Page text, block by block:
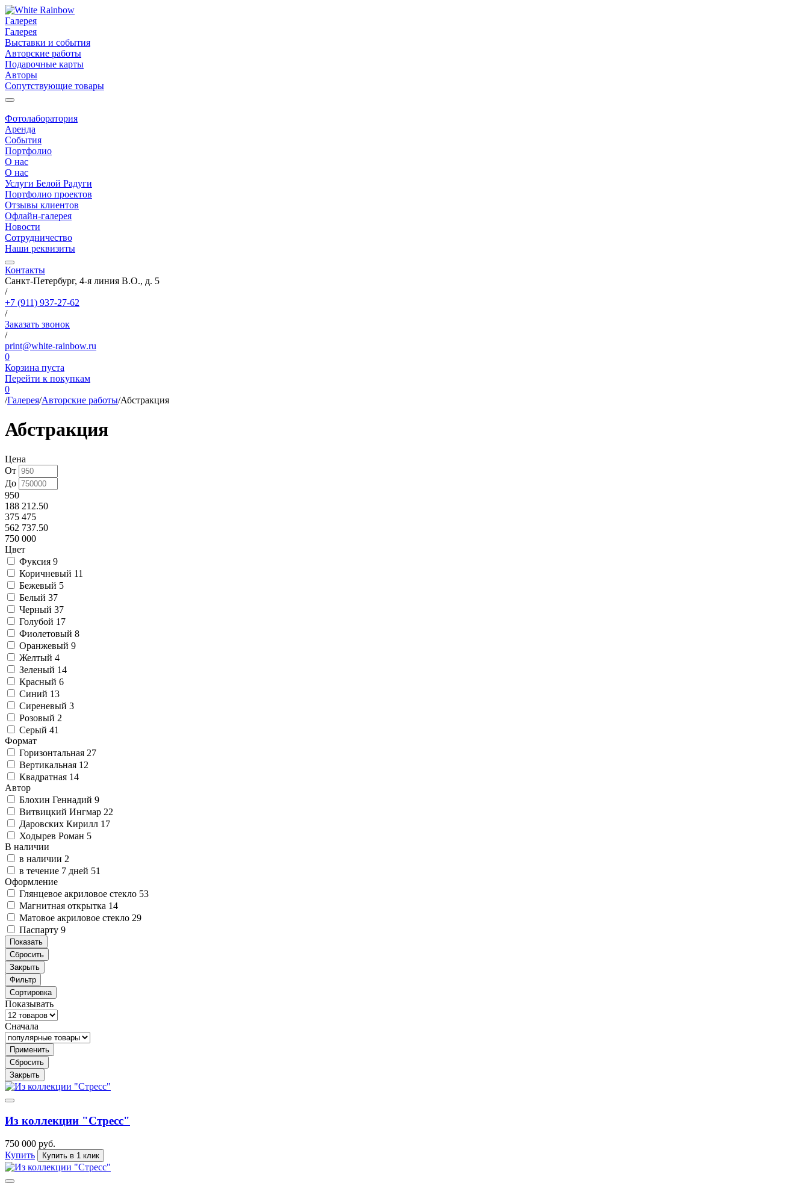
Галерея
Галерея
Выставки и события
Авторские работы
Подарочные карты
Авторы
Сопутствующие товары
Фотолаборатория
Аренда
События
Портфолио
О нас
О нас
Услуги Белой Радуги
Портфолио проектов
Отзывы клиентов
Офлайн-галерея
Новости
Сотрудничество
Наши реквизиты
Контакты
Санкт-Петербург, 4-я линия В.О., д. 5
/
+7 (911) 937-27-62
/
Заказать звонок
/
print@white-rainbow.ru
0
Корзина пуста
Перейти к покупкам
0
/Галерея/Авторские работы/Абстракция
Абстракция
Цена
От
До
950
188 212.50
375 475
562 737.50
750 000
Цвет
Фуксия 9
Коричневый 11
Бежевый 5
Белый 37
Черный 37
Голубой 17
Фиолетовый 8
Оранжевый 9
Желтый 4
Зеленый 14
Красный 6
Синий 13
Сиреневый 3
Розовый 2
Серый 41
Формат
Горизонтальная 27
Вертикальная 12
Квадратная 14
Автор
Блохин Геннадий 9
Витвицкий Ингмар 22
Даровских Кирилл 17
Ходырев Роман 5
В наличии
в наличии 2
в течение 7 дней 51
Оформление
Глянцевое акриловое стекло 53
Магнитная открытка 14
Матовое акриловое стекло 29
Паспарту 9
Показать
Сбросить
Закрыть
Фильтр
Сортировка
Показывать
Сначала
Применить
Сбросить
Закрыть
Из коллекции "Стресс"
750 000 руб.
Купить
Купить в 1 клик